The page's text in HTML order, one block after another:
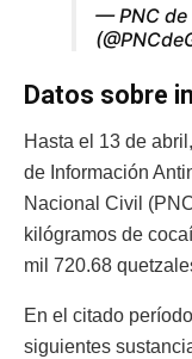
— PNC de
Datos sobre
Hasta el 13 de
de Información
Nacional Civil
kilógramos de
mil 720.68
En el citado
siguientes